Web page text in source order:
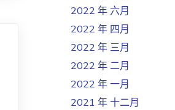
2022 年 六月
2022 年 四月
2022 年 三月
2022 年 二月
2022 年 一月
2021 年 十二月